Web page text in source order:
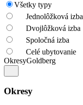
Všetky typy
Jednolôžková izba
Dvojlôžková izba
Spoločná izba
Celé ubytovanie
OkresyGoldberg
Okresy